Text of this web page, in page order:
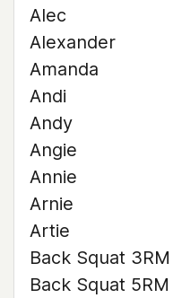
Alec
Alexander
Amanda
Andi
Andy
Angie
Annie
Arnie
Artie
Back Squat 3RM
Back Squat 5RM